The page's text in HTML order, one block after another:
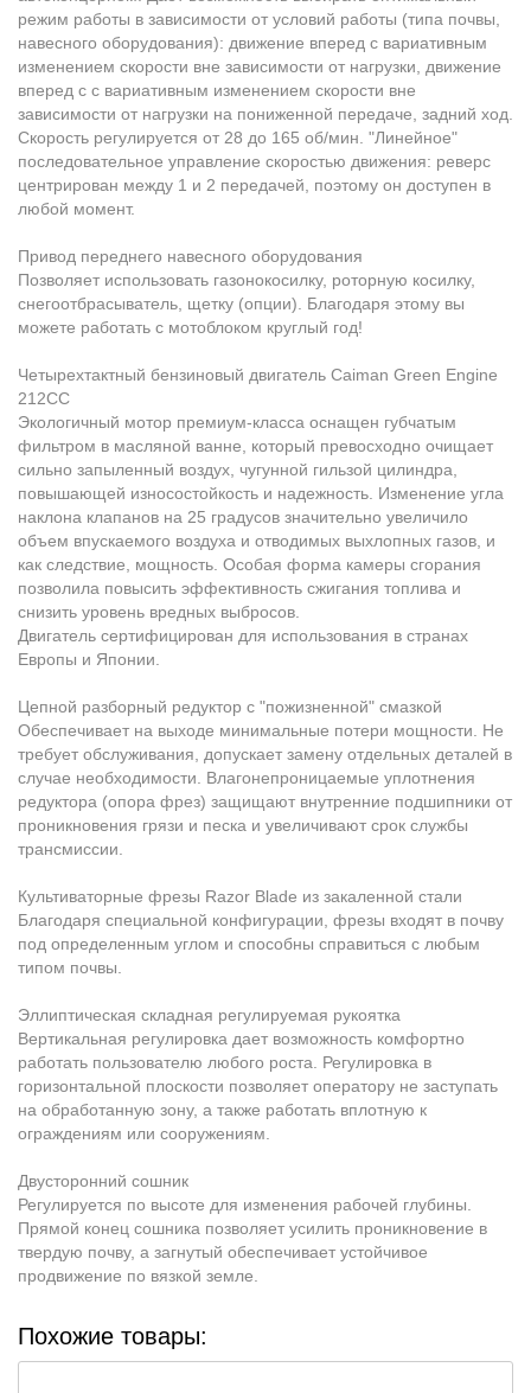
режим работы в зависимости от условий работы (типа почвы,
навесного оборудования): движение вперед с вариативным
изменением скорости вне зависимости от нагрузки, движение
вперед с с вариативным изменением скорости вне
зависимости от нагрузки на пониженной передаче, задний ход.
Скорость регулируется от 28 до 165 об/мин. "Линейное"
последовательное управление скоростью движения: реверс
центрирован между 1 и 2 передачей, поэтому он доступен в
любой момент.
Привод переднего навесного оборудования
Позволяет использовать газонокосилку, роторную косилку,
снегоотбрасыватель, щетку (опции). Благодаря этому вы
можете работать с мотоблоком круглый год!
Четырехтактный бензиновый двигатель Caiman Green Engine
212CC
Экологичный мотор премиум-класса оснащен губчатым
фильтром в масляной ванне, который превосходно очищает
сильно запыленный воздух, чугунной гильзой цилиндра,
повышающей износостойкость и надежность. Изменение угла
наклона клапанов на 25 градусов значительно увеличило
объем впускаемого воздуха и отводимых выхлопных газов, и
как следствие, мощность. Особая форма камеры сгорания
позволила повысить эффективность сжигания топлива и
снизить уровень вредных выбросов.
Двигатель сертифицирован для использования в странах
Европы и Японии.
Цепной разборный редуктор с "пожизненной" смазкой
Обеспечивает на выходе минимальные потери мощности. Не
требует обслуживания, допускает замену отдельных деталей в
случае необходимости. Влагонепроницаемые уплотнения
редуктора (опора фрез) защищают внутренние подшипники от
проникновения грязи и песка и увеличивают срок службы
трансмиссии.
Культиваторные фрезы Razor Blade из закаленной стали
Благодаря специальной конфигурации, фрезы входят в почву
под определенным углом и способны справиться с любым
типом почвы.
Эллиптическая складная регулируемая рукоятка
Вертикальная регулировка дает возможность комфортно
работать пользователю любого роста. Регулировка в
горизонтальной плоскости позволяет оператору не заступать
на обработанную зону, а также работать вплотную к
ограждениям или сооружениям.
Двусторонний сошник
Регулируется по высоте для изменения рабочей глубины.
Прямой конец сошника позволяет усилить проникновение в
твердую почву, а загнутый обеспечивает устойчивое
продвижение по вязкой земле.
Похожие товары: